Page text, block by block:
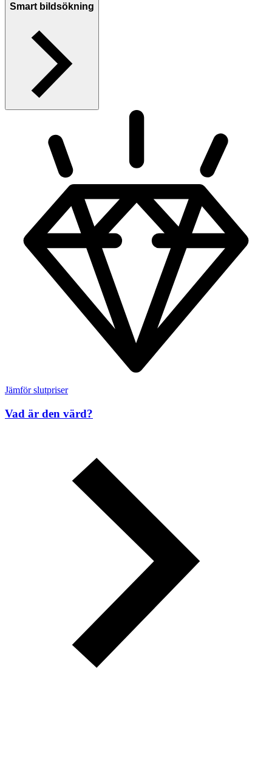
Smart bildsökning
Jämför slutpriser
Vad är den värd?